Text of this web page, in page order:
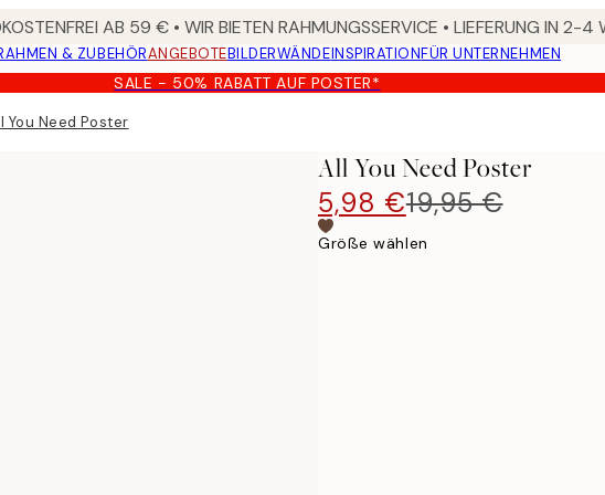
AB 59 € • WIR BIETEN RAHMUNGSSERVICE • LIEFERUNG IN 2-4
& ZUBEHÖRANGEBOTEBILDERWÄNDEINSPIRATIONFÜR UNTERNEHMEN
SALE - 50% RABATT AUF POSTER*
You Need Poster
All You Need Poster
5,98 €19,95 €
Größe wählen